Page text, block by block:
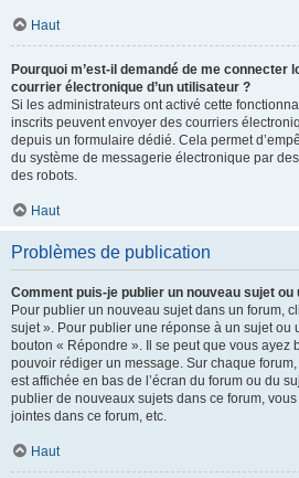
Haut
Pourquoi m’est-il demandé de me connecter
courrier électronique d’un utilisateur ?
Si les administrateurs ont activé cette
inscrits peuvent envoyer des courriers
depuis un formulaire dédié. Cela permet
du système de messagerie électronique par
des robots.
Haut
Problèmes de publication
Comment puis-je publier un nouveau sujet ou
Pour publier un nouveau sujet dans un forum,
sujet ». Pour publier une réponse à un sujet ou
bouton « Répondre ». Il se peut que vous ayez
pouvoir rédiger un message. Sur chaque
est affichée en bas de l’écran du forum ou du
publier de nouveaux sujets dans ce forum,
jointes dans ce forum, etc.
Haut